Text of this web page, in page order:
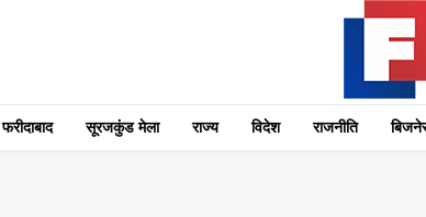
फरीदाबाद सूरजकुंड मेला राज्‍य विदेश राजनीति